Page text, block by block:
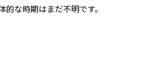
的な時期はまだ不明です。